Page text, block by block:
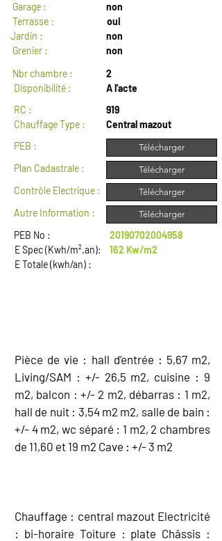
Garage :
non
Terrasse :
oui
Jardin :
non
Grenier :
non
Nbr chambre :
2
Disponibilité :
A l'acte
RC :
919
Chauffage Type :
Central mazout
PEB :
Télécharger
Plan Cadastrale : Télécharger
Contrôle Electrique : Télécharger
Autre Information : Télécharger
PEB No :
20190702004958
162 Kw/m2
E Spec (Kwh/m².an):
E Totale (kwh/an) :
Pièce de vie : hall d’entrée : 5,67 m2,
Living/SAM : +/- 26,5 m2, cuisine : 9
m2, balcon : +/- 2 m2, débarras : 1 m2,
hall de nuit : 3,54 m2 m2, salle de bain :
+/- 4 m2, wc séparé : 1 m2, 2 chambres
de 11,60 et 19 m2 Cave : +/- 3 m2
Chauffage : central mazout Electricité
: bi-horaire Toiture : plate Châssis :